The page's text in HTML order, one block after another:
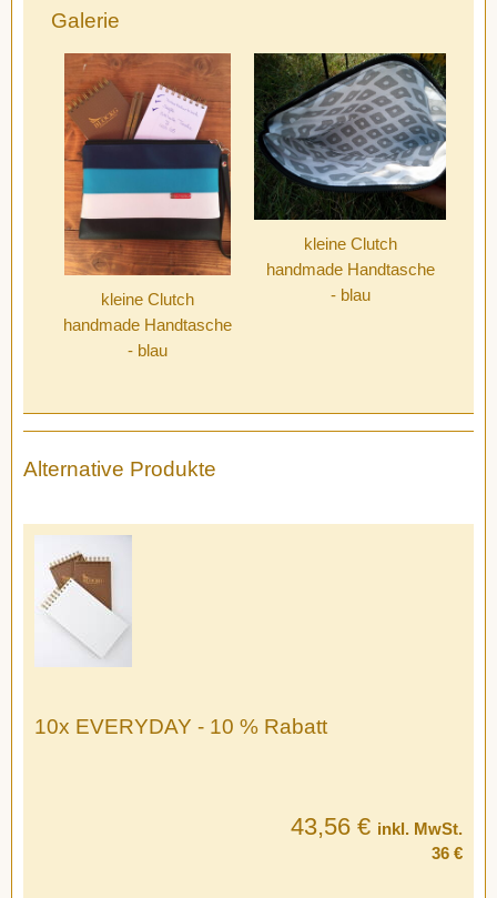
Galerie
kleine Clutch
handmade Handtasche
- blau
kleine Clutch
handmade Handtasche
- blau
Alternative Produkte
10x EVERYDAY - 10 % Rabatt
43,56 € inkl. MwSt.
36 €